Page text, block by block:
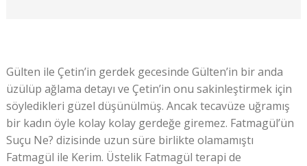
Gülten ile Çetin’in gerdek gecesinde Gülten’in bir anda
üzülüp ağlama detayı ve Çetin’in onu sakinleştirmek için
söyledikleri güzel düşünülmüş. Ancak tecavüze uğramış
bir kadın öyle kolay kolay gerdeğe giremez. Fatmagül’ün
Suçu Ne? dizisinde uzun süre birlikte olamamıştı
Fatmagül ile Kerim. Üstelik Fatmagül terapi de